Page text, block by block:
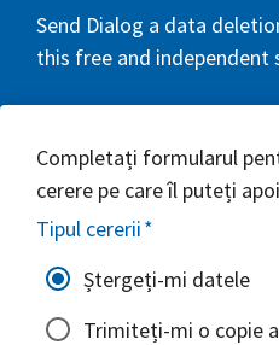
Send Dialog a data
this free and independent
Completați formularul
cerere pe care îl puteți
Tipul cererii*
Ștergeți-mi datele
Trimiteți-mi o copie